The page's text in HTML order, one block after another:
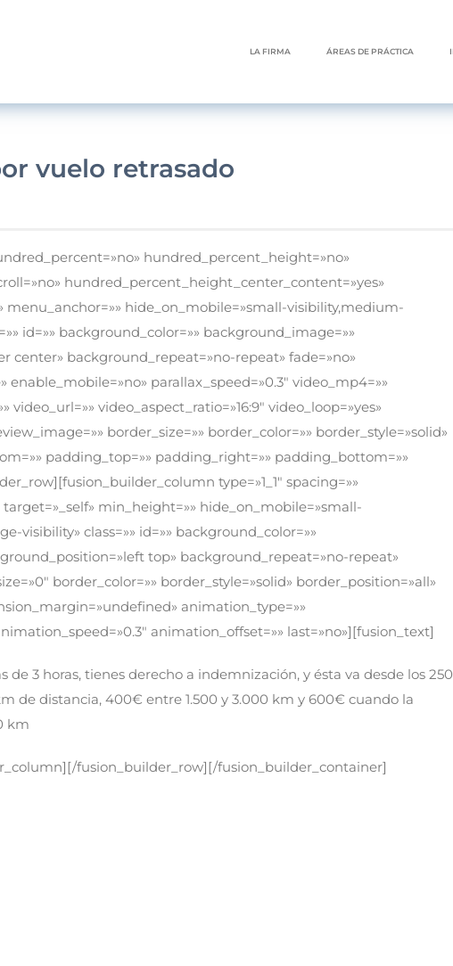
LA FIRMA ÁREAS DE PRÁCTICA
vuelo retrasado
hundred_percent_height=»no»
hundred_percent_height_center_content=»yes»
menu_anchor=»» hide_on_mobile=»small-visibility,medium-
id=»» background_color=»» background_image=»»
center» background_repeat=»no-repeat» fade=»no»
enable_mobile=»no» parallax_speed=»0.3″ video_mp4=»»
video_url=»» video_aspect_ratio=»16:9″ video_loop=»yes»
border_size=»» border_color=»» border_style=»solid»
padding_top=»» padding_right=»» padding_bottom=»»
type=»1_1″ spacing=»»
min_height=»» hide_on_mobile=»small-
visibility» class=»» id=»» background_color=»»
top» background_repeat=»no-repeat»
border_color=»» border_style=»solid» border_position=»all»
animation_type=»»
animation_offset=»» last=»no»][fusion_text]
de 3 horas, tienes derecho a indemnización, y ésta va desde los
de distancia, 400€ entre 1.500 y 3.000 km y 600€ cuando la
km
fusion_builder_row][/fusion_builder_container]